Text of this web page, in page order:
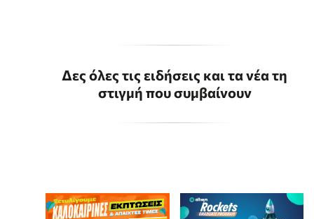
Δες όλες τις ειδήσεις και τα νέα τη
στιγμή που συμβαίνουν